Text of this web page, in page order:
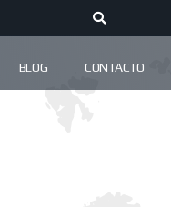
BLOG CONTACTO